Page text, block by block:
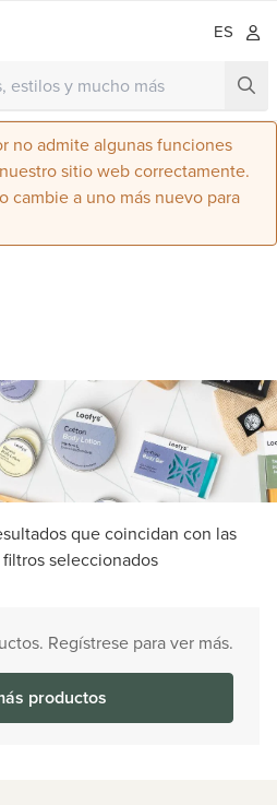
ES
no admite algunas funciones
sitio web correctamente.
cambie a uno más nuevo para
que coincidan con las
seleccionados
Regístrese para ver más.
productos